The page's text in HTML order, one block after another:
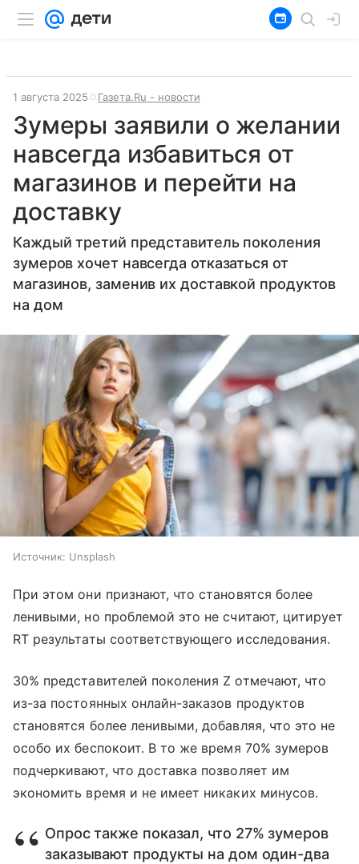
1 августа 2025 Газета.Ru - новости
Зумеры заявили о желании
навсегда избавиться от
магазинов и перейти на
доставку
Каждый третий представитель поколения
зумеров хочет навсегда отказаться от
магазинов, заменив их доставкой продуктов
на дом
Источник: Unsplash
При этом они признают, что становятся более
ленивыми, но проблемой это не считают, цитирует
RT результаты соответствующего исследования.
30% представителей поколения Z отмечают, что
из-за постоянных онлайн-заказов продуктов
становятся более ленивыми, добавляя, что это не
особо их беспокоит. В то же время 70% зумеров
подчеркивают, что доставка позволяет им
экономить время и не имеет никаких минусов.
Опрос также показал, что 27% зумеров
заказывают продукты на дом один-два